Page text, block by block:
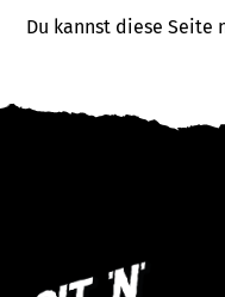
Du kannst diese Seite